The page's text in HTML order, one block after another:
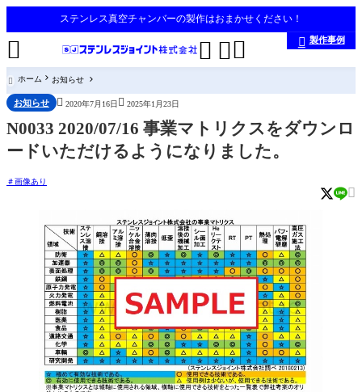
ステンレス真空チャンバーの製作はおまかせください！
 
  製作事例
 ホーム お知らせ
お知らせ  2020年7月16日  2025年1月23日
N0033 2020/07/16 事業マトリクスをダウンロ
ードいただけるようになりました。
画像あり
